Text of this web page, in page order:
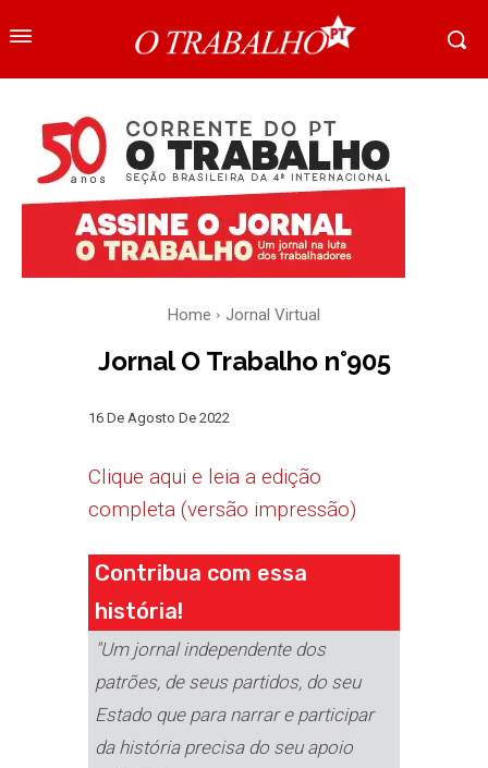
Home Jornal Virtual
Jornal O Trabalho n°905
16 De Agosto De 2022
Clique aqui e leia a edição
completa (versão impressão)
Contribua com essa
história!
"Um jornal independente dos
patrões, de seus partidos, do seu
Estado que para narrar e participar
da história precisa do seu apoio